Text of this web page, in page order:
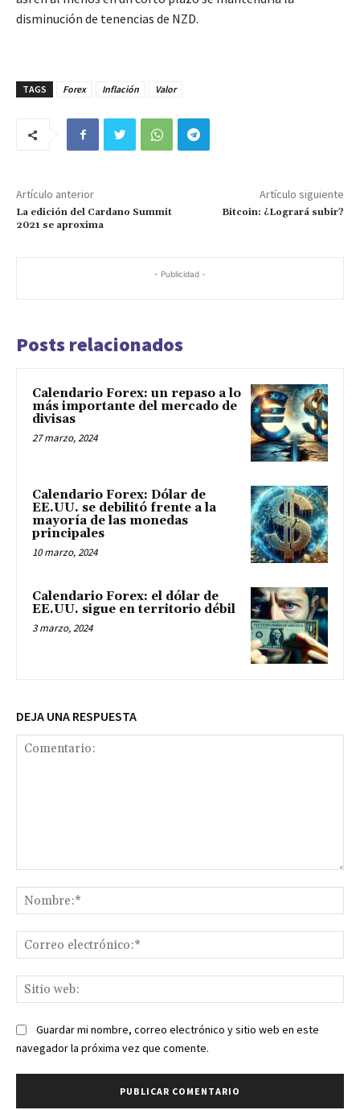
disminución de tenencias de NZD.
TAGS Forex Inflación Valor
Artículo anterior
La edición del Cardano Summit
2021 se aproxima
Artículo siguiente
Bitcoin: ¿Logrará subir?
- Publicidad -
Posts relacionados
Calendario Forex: un repaso a lo
más importante del mercado de
divisas
27 marzo, 2024
Calendario Forex: Dólar de
EE.UU. se debilitó frente a la
mayoría de las monedas
principales
10 marzo, 2024
Calendario Forex: el dólar de
EE.UU. sigue en territorio débil
3 marzo, 2024
DEJA UNA RESPUESTA
Guardar mi nombre, correo electrónico y sitio web en este
navegador la próxima vez que comente.